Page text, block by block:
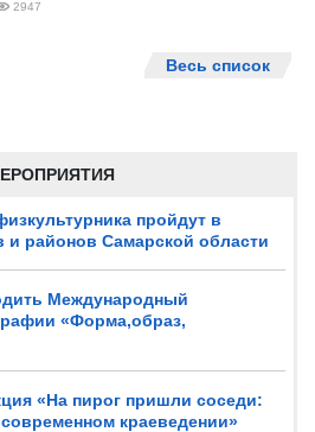
пройдут в
и районов Самарской области
Международный
«Форма,образ,
«На пирог пришли соседи:
краеведении»
2947
Весь список